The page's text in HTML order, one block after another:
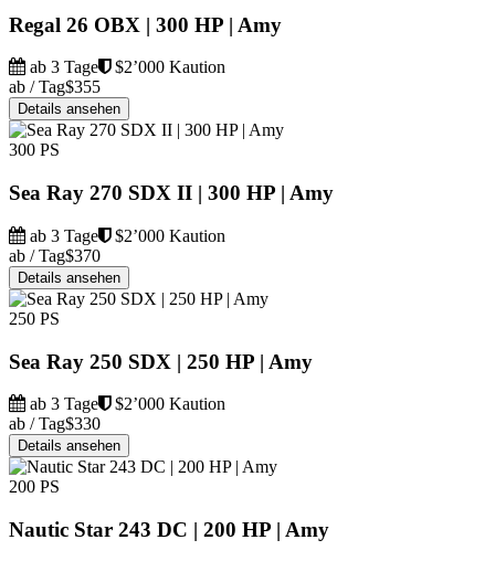
Regal 26 OBX | 300 HP | Amy
ab 3 Tage
$2’000 Kaution
ab / Tag$355
Details ansehen
300 PS
Sea Ray 270 SDX II | 300 HP | Amy
ab 3 Tage
$2’000 Kaution
ab / Tag$370
Details ansehen
250 PS
Sea Ray 250 SDX | 250 HP | Amy
ab 3 Tage
$2’000 Kaution
ab / Tag$330
Details ansehen
200 PS
Nautic Star 243 DC | 200 HP | Amy